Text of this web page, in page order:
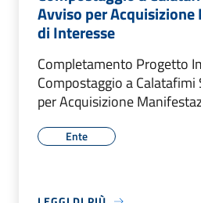
Avviso per
di Interesse
Completamento Progetto
Compostaggio a
per Acquisizione
Ente